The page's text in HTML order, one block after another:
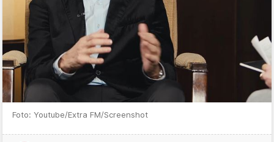
Foto: Youtube/Extra FM/Screenshot